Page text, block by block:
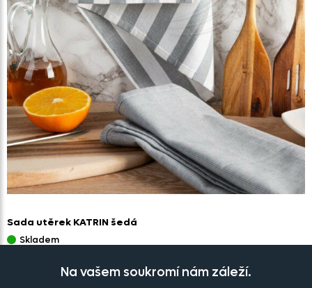
Sada utěrek KATRIN šedá
Skladem
Na vašem soukromí nám záleží.